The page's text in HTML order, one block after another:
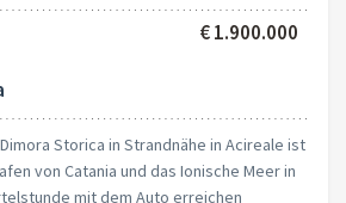
€ 1.900.000
Storica in Strandnähe in Acireale ist
von Catania und das Ionische Meer in
mit dem Auto erreichen